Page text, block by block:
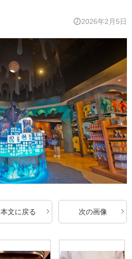
2026年2月5日
本文に戻る 次の画像